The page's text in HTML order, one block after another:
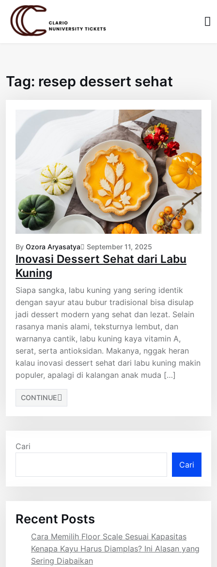
content
Tag: resep dessert sehat
By Ozora Aryasatya September 11, 2025
Inovasi Dessert Sehat dari Labu
Kuning
Siapa sangka, labu kuning yang sering identik
dengan sayur atau bubur tradisional bisa disulap
jadi dessert modern yang sehat dan lezat. Selain
rasanya manis alami, teksturnya lembut, dan
warnanya cantik, labu kuning kaya vitamin A,
serat, serta antioksidan. Makanya, nggak heran
kalau inovasi dessert sehat dari labu kuning makin
populer, apalagi di kalangan anak muda […]
CONTINUE
Cari
Cari
Recent Posts
Cara Memilih Floor Scale Sesuai Kapasitas
Kenapa Kayu Harus Diamplas? Ini Alasan yang
Sering Diabaikan